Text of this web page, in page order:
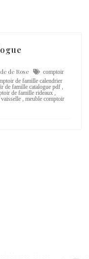
de Rose
comptoir
de famille calendrier
de famille catalogue pdf
de famille rideaux
meuble comptoir